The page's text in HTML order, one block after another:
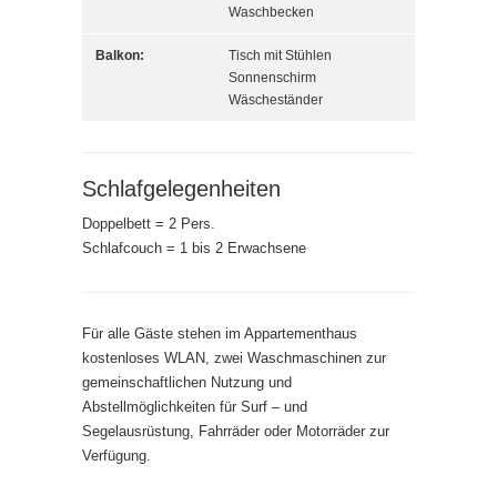
Waschbecken
Balkon:
Tisch mit Stühlen
Sonnenschirm
Wäscheständer
Schlafgelegenheiten
Doppelbett = 2 Pers.
Schlafcouch = 1 bis 2 Erwachsene
Für alle Gäste stehen im Appartementhaus
kostenloses WLAN, zwei Waschmaschinen zur
gemeinschaftlichen Nutzung und
Abstellmöglichkeiten für Surf – und
Segelausrüstung, Fahrräder oder Motorräder zur
Verfügung.